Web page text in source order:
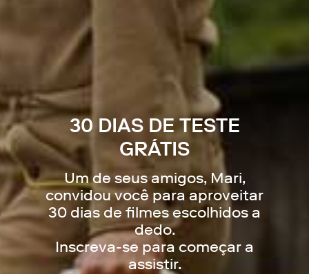
30 DIAS DE TESTE
GRÁTIS
Um de seus amigos,Mari,
convidou você para aproveitar
30 dias de filmes escolhidos a
dedo.
Inscreva-se para começar a
assistir.